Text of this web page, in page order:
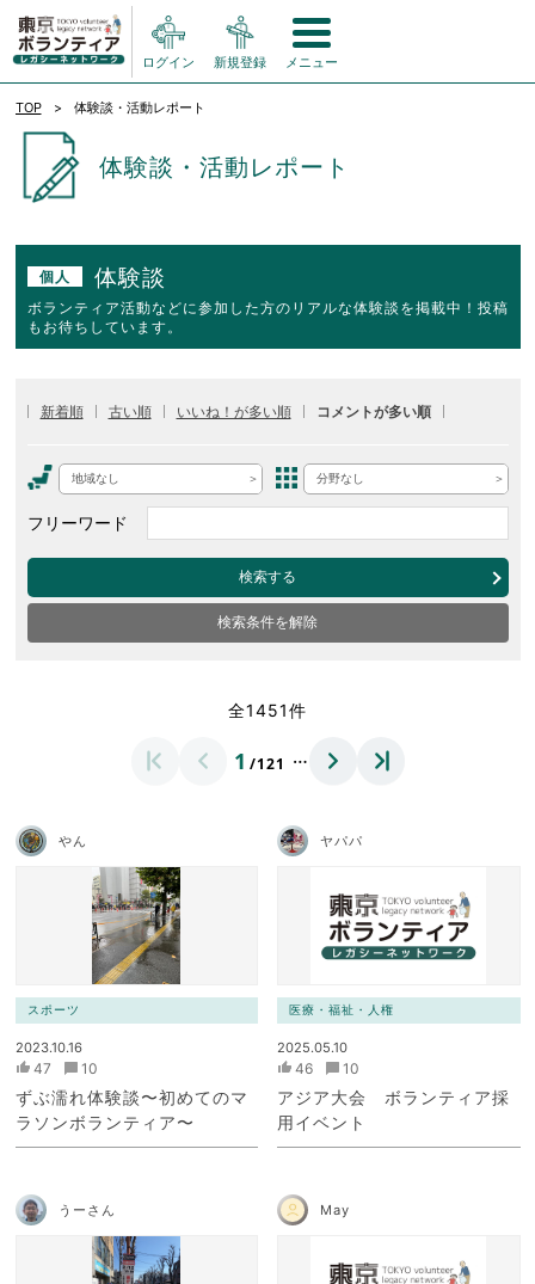
ログイン 新規登録 メニュー
TOP 体験談・活動レポート
体験談・活動レポート
個人 体験談
ボランティア活動などに参加した方のリアルな体験談を掲載中！投稿
もお待ちしています。
新着順 古い順 いいね！が多い順 コメントが多い順
地域なし 分野なし
フリーワード
検索する
検索条件を解除
全1451件
1 /121 …
やん
スポーツ
2023.10.16
47 10
ずぶ濡れ体験談〜初めてのマ
ラソンボランティア〜
ヤパパ
医療・福祉・人権
2025.05.10
46 10
アジア大会 ボランティア採
用イベント
うーさん May